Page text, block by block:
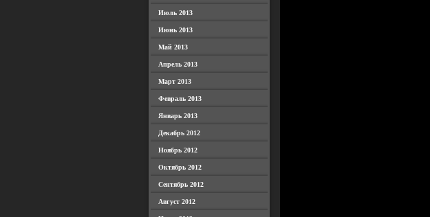
Июль 2013
Июнь 2013
Май 2013
Апрель 2013
Март 2013
Февраль 2013
Январь 2013
Декабрь 2012
Ноябрь 2012
Октябрь 2012
Сентябрь 2012
Август 2012